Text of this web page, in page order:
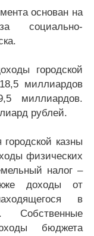
основан на
социально-
городской
миллиардов
миллиардов.
рублей.
казны
физических
налог –
доходы от
в
Собственные
бюджета